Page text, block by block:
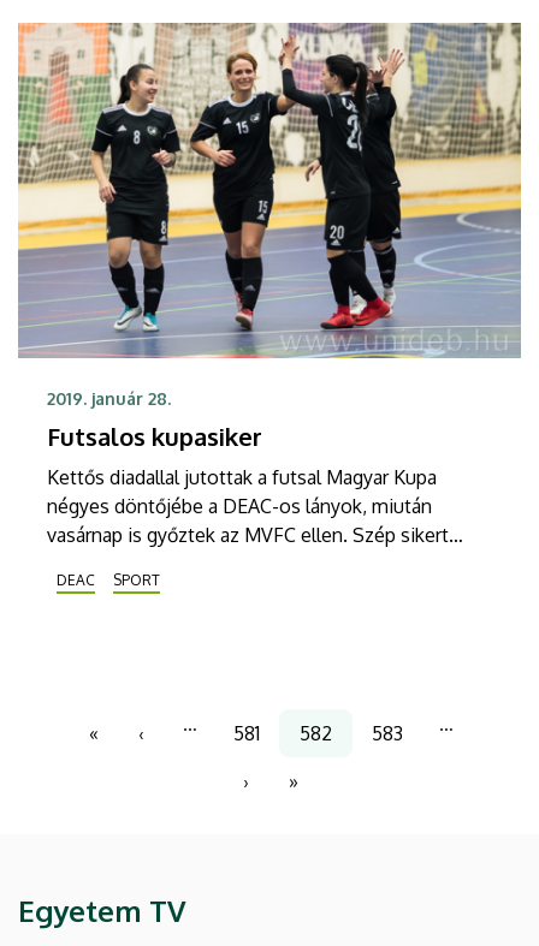
2019. január 28.
Futsalos kupasiker
Kettős diadallal jutottak a futsal Magyar Kupa
négyes döntőjébe a DEAC-os lányok, miután
vasárnap is győztek az MVFC ellen. Szép sikert
a jégkorongozóknak és a Debreceni Egyetem
DEAC SPORT
Első
«
Előző
‹
…
Page
581
Jelenlegi
582
Page
583 …
Következő
›
Utolsó
»
Egyetem TV